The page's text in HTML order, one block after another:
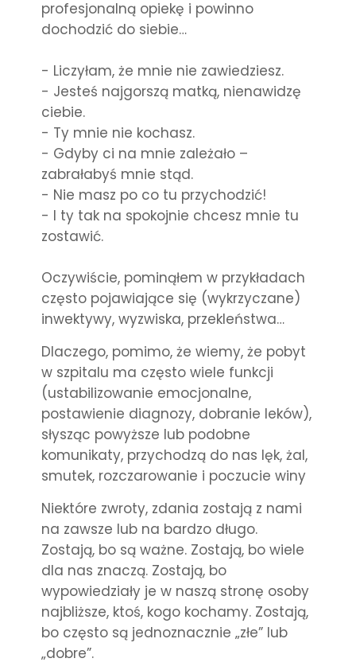
profesjonalną opiekę i powinno
dochodzić do siebie…
- Liczyłam, że mnie nie zawiedziesz.
- Jesteś najgorszą matką, nienawidzę
ciebie.
- Ty mnie nie kochasz.
- Gdyby ci na mnie zależało –
zabrałabyś mnie stąd.
- Nie masz po co tu przychodzić!
- I ty tak na spokojnie chcesz mnie tu
zostawić.
Oczywiście, pominąłem w przykładach
często pojawiające się (wykrzyczane)
inwektywy, wyzwiska, przekleństwa…
Dlaczego, pomimo, że wiemy, że pobyt
w szpitalu ma często wiele funkcji
(ustabilizowanie emocjonalne,
postawienie diagnozy, dobranie leków),
słysząc powyższe lub podobne
komunikaty, przychodzą do nas lęk, żal,
smutek, rozczarowanie i poczucie winy
Niektóre zwroty, zdania zostają z nami
na zawsze lub na bardzo długo.
Zostają, bo są ważne. Zostają, bo wiele
dla nas znaczą. Zostają, bo
wypowiedziały je w naszą stronę osoby
najbliższe, ktoś, kogo kochamy. Zostają,
bo często są jednoznacznie „złe” lub
„dobre”.